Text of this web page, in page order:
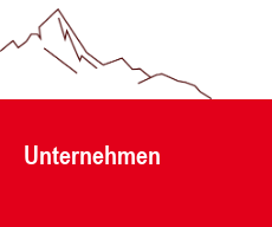
Unternehmen